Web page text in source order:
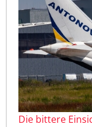
Die bittere